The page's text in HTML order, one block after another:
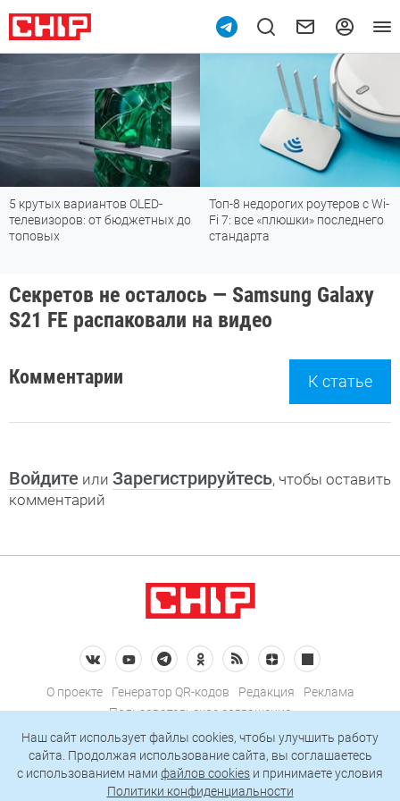
5 крутых вариантов OLED-
телевизоров: от бюджетных до
топовых
Топ-8 недорогих роутеров с Wi-
Fi 7: все «плюшки» последнего
стандарта
Секретов не осталось — Samsung Galaxy
S21 FE распаковали на видео
Комментарии К статье
Войдите или Зарегистрируйтесь, чтобы оставить
комментарий
О проекте Генератор QR-кодов Редакция
Реклама
Пользовательское соглашение
Политика конфиденциальности
Подписаться на рассылку
Наш сайт использует файлы cookies, чтобы улучшить работу
сайта. Продолжая использование сайта, вы соглашаетесь
c использованием нами файлов cookies и принимаете условия
Политики конфиденциальности